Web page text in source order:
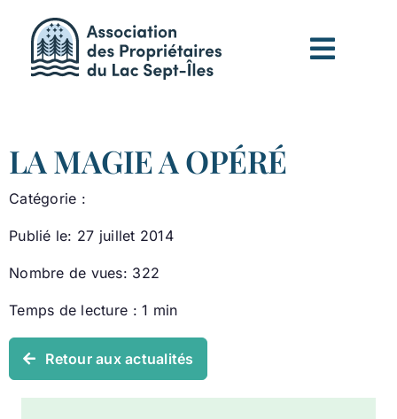
contenu
LA MAGIE A OPÉRÉ
Catégorie :
Publié le: 27 juillet 2014
Nombre de vues: 322
Temps de lecture : 1 min
Retour aux actualités